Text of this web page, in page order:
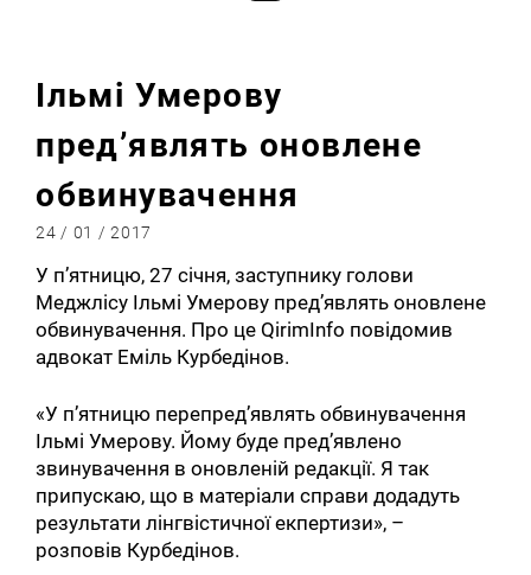
Ільмі Умерову
пред’являть оновлене
обвинувачення
24 / 01 / 2017
У п’ятницю, 27 січня, заступнику голови
Меджлісу Ільмі Умерову пред’являть оновлене
обвинувачення. Про це QirimInfo повідомив
адвокат Еміль Курбедінов.
«У п’ятницю перепред’являть обвинувачення
Ільмі Умерову. Йому буде пред’явлено
звинувачення в оновленій редакції. Я так
припускаю, що в матеріали справи додадуть
результати лінгвістичної екпертизи», –
розповів Курбедінов.